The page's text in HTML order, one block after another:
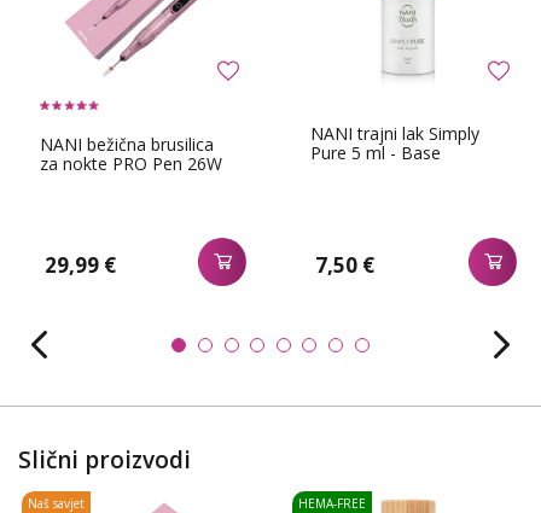
NANI bežična brusilica
za nokte PRO Pen 26W
29,99 €
NANI trajni lak Simply
Pure 5 ml - Base
7,50 €
Slični proizvodi
Naš savjet
HEMA-FREE